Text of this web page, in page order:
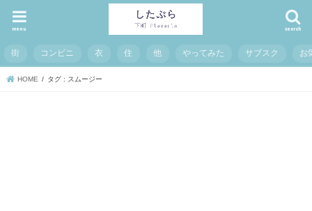
search
menu
街 コンビニ 衣 住 他 やってみた サブスク お
HOME タグ : スムージー